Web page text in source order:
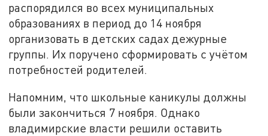
распорядился во всех муниципальных
образованиях в период до 14 ноября
организовать в детских садах дежурные
группы. Их поручено сформировать с учётом
потребностей родителей.
Напомним, что школьные каникулы должны
были закончиться 7 ноября. Однако
владимирские власти решили оставить